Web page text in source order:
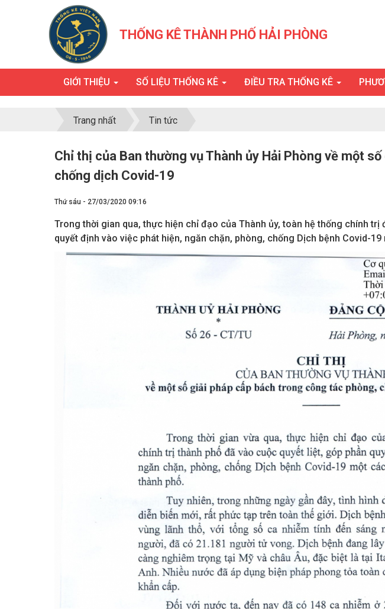
THỐNG KÊ THÀNH PHỐ HẢI PHÒNG
GIỚI THIỆU SỐ LIỆU THỐNG KÊ ĐIỀU TRA THỐNG KÊ
Trang nhất Tin tức
Chỉ thị của Ban thường vụ Thành ủy Hải Phòng về một
chống dịch Covid-19
Thứ sáu - 27/03/2020 09:16
Trong thời gian qua, thực hiện chỉ đạo của Thành ủy, toàn hệ thống chính trị
quyết định vào việc phát hiện, ngăn chặn, phòng, chống Dịch bệnh Covid-19